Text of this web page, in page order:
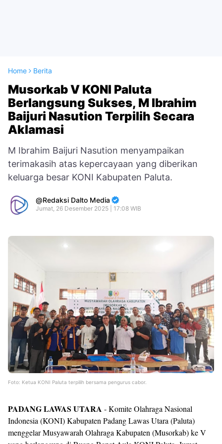
Home Berita
Musorkab V KONI Paluta
Berlangsung Sukses, M Ibrahim
Baijuri Nasution Terpilih Secara
Aklamasi
M Ibrahim Baijuri Nasution menyampaikan
terimakasih atas kepercayaan yang diberikan
keluarga besar KONI Kabupaten Paluta.
Redaksi Dalto Media
Jumat, 26 Desember 2025 | 17:08 WIB
Foto: Ketua KONI Paluta terpilih bersama pengurus cabor.
PADANG LAWAS UTARA - Komite Olahraga Nasional
Indonesia (KONI) Kabupaten Padang Lawas Utara (Paluta)
menggelar Musyawarah Olahraga Kabupaten (Musorkab) ke V